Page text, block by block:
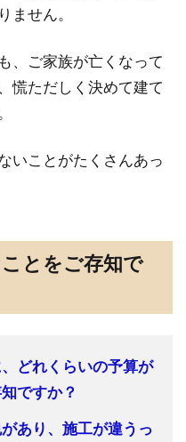
ません。
、ご家族が亡くなって
慌ただしく決めて建て
いことがたくさんあっ
とをご存知で
どれくらいの予算が
ですか？
あり、施工が違うっ